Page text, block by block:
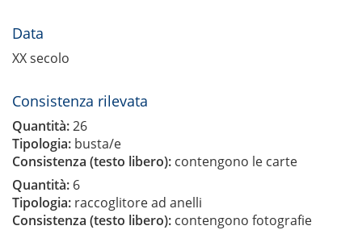
Data
XX secolo
Consistenza rilevata
Quantità:26
Tipologia: busta/e
Consistenza (testo libero): contengono le carte
Quantità: 6
Tipologia: raccoglitore ad anelli
Consistenza (testo libero): contengono fotografie